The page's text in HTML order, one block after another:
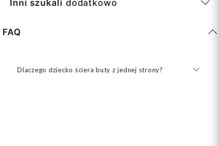
Inni szukali dodatkowo
FAQ
Dlaczego dziecko ściera buty z jednej strony?